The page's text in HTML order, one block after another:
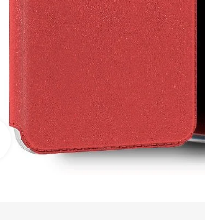
Click to enlarge